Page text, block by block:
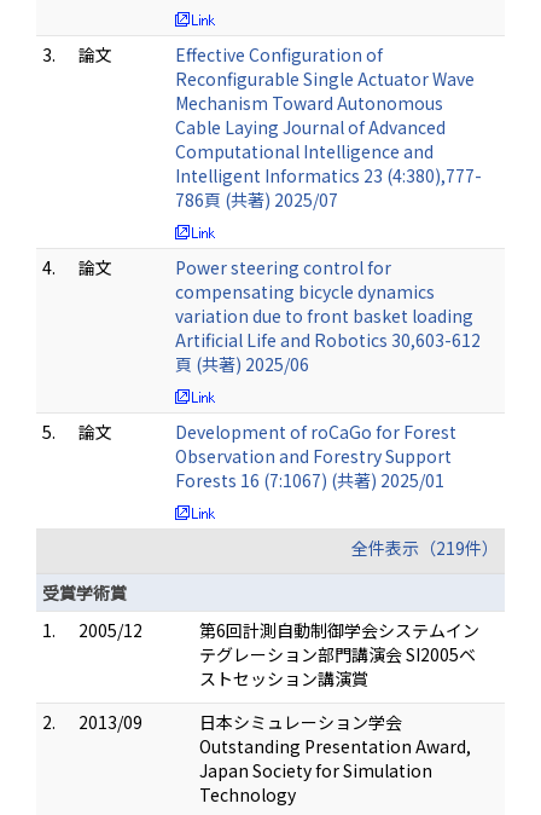
3. 論文
Effective Configuration of
Reconfigurable Single Actuator Wave
Mechanism Toward Autonomous
Cable Laying Journal of Advanced
Computational Intelligence and
Intelligent Informatics 23 (4:380),777-
786頁 (共著) 2025/07
4. 論文
Power steering control for
compensating bicycle dynamics
variation due to front basket loading
Artificial Life and Robotics 30,603-612
頁 (共著) 2025/06
5. 論文
Development of roCaGo for Forest
Observation and Forestry Support
Forests 16 (7:1067) (共著) 2025/01
全件表示（219件）
受賞学術賞
1.
2005/12
第6回計測自動制御学会システムイン
テグレーション部門講演会 SI2005ベ
ストセッション講演賞
2.
2013/09
日本シミュレーション学会
Outstanding Presentation Award,
Japan Society for Simulation
Technology